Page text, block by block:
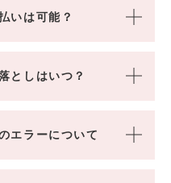
いは可能？
としはいつ？
エラーについて